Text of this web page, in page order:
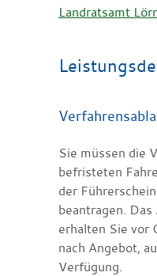
Landratsamt
Sie müssen die
befristeten
der
beantragen.
erhalten Sie vor
nach Angebot,
Verfügung.